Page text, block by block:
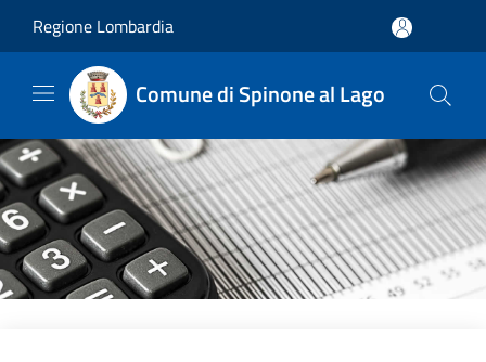
Regione Lombardia
Comune di Spinone al Lago